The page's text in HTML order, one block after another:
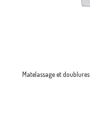
Matelassage et doublures